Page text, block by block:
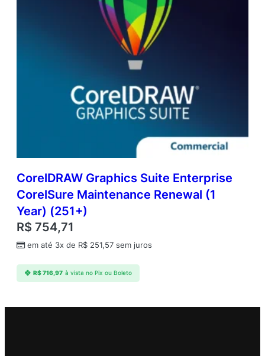
CorelDRAW Graphics Suite Enterprise
CorelSure Maintenance Renewal (1
Year) (251+)
R$ 754,71
em até 3x de R$ 251,57 sem juros
R$716,97 à vista no Pix ou Boleto